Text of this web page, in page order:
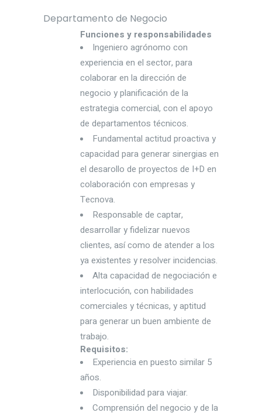
Departamento de Negocio
Funciones y responsabilidades
Ingeniero agrónomo con
experiencia en el sector, para
colaborar en la dirección de
negocio y planificación de la
estrategia comercial, con el apoyo
de departamentos técnicos.
Fundamental actitud proactiva y
capacidad para generar sinergias en
el desarollo de proyectos de I+D en
colaboración con empresas y
Tecnova.
Responsable de captar,
desarrollar y fidelizar nuevos
clientes, así como de atender a los
ya existentes y resolver incidencias.
Alta capacidad de negociación e
interlocución, con habilidades
comerciales y técnicas, y aptitud
para generar un buen ambiente de
trabajo.
Requisitos:
Experiencia en puesto similar 5
años.
Disponibilidad para viajar.
Comprensión del negocio y de la